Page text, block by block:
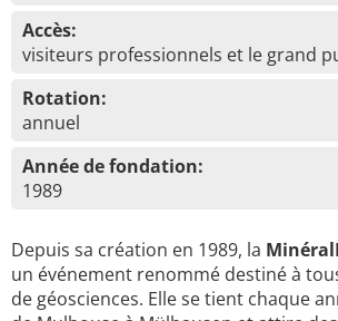
Accès:
visiteurs professionnels et le grand
Rotation:
annuel
Année de fondation:
1989
Depuis sa création en 1989, la
un événement renommé destiné à
de géosciences. Elle se tient chaque